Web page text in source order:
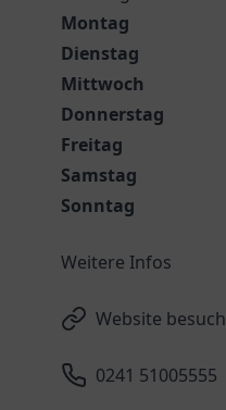
Montag
Dienstag
Mittwoch
Donnerstag
Freitag
Samstag
Sonntag
Weitere Infos
Website
0241 51005555